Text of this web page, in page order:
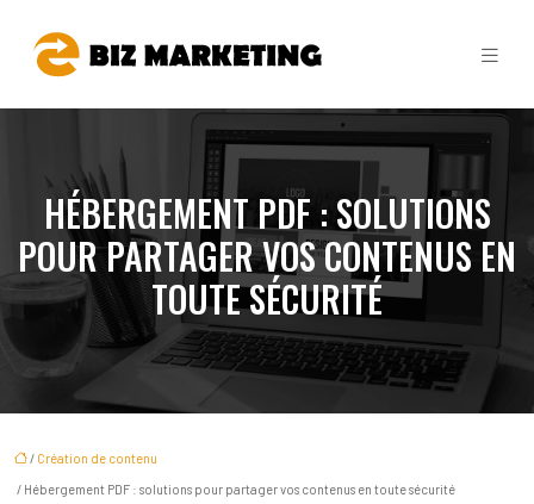
HÉBERGEMENT PDF : SOLUTIONS
POUR PARTAGER VOS CONTENUS EN
TOUTE SÉCURITÉ
/ Création de contenu
/ Hébergement PDF : solutions pour partager vos contenus en toute sécurité